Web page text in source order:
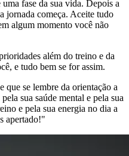
fase da sua vida. Depois a
jornada começa. Aceite tudo
algum momento você não
além do treino e da
e tudo bem se for assim.
que se lembre da orientação a
sua saúde mental e pela sua
e pela sua energia no dia a
apertado!"